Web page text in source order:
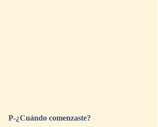
P-¿Cuándo comenzaste?